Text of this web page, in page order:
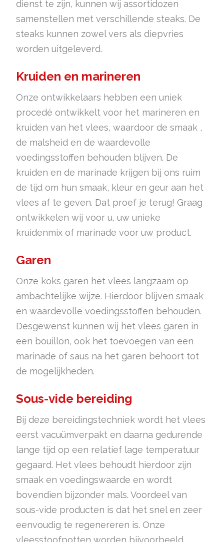
dienst te zijn, kunnen wij assortidozen
samenstellen met verschillende steaks. De
steaks kunnen zowel vers als diepvries
worden uitgeleverd.
Kruiden en marineren
Onze ontwikkelaars hebben een uniek
procedé ontwikkelt voor het marineren en
kruiden van het vlees, waardoor de smaak ,
de malsheid en de waardevolle
voedingsstoffen behouden blijven. De
kruiden en de marinade krijgen bij ons ruim
de tijd om hun smaak, kleur en geur aan het
vlees af te geven. Dat proef je terug! Graag
ontwikkelen wij voor u, uw unieke
kruidenmix of marinade voor uw product.
Garen
Onze koks garen het vlees langzaam op
ambachtelijke wijze. Hierdoor blijven smaak
en waardevolle voedingsstoffen behouden.
Desgewenst kunnen wij het vlees garen in
een bouillon, ook het toevoegen van een
marinade of saus na het garen behoort tot
de mogelijkheden.
Sous-vide bereiding
Bij deze bereidingstechniek wordt het vlees
eerst vacuümverpakt en daarna gedurende
lange tijd op een relatief lage temperatuur
gegaard. Het vlees behoudt hierdoor zijn
smaak en voedingswaarde en wordt
bovendien bijzonder mals. Voordeel van
sous-vide producten is dat het snel en zeer
eenvoudig te regenereren is. Onze
vleesstoofpotten worden bijvoorbeeld